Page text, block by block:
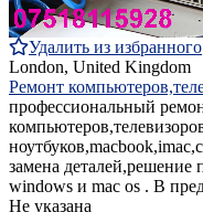
Удалить из избранного
London, United Kingdom
Ремонт
профессиональный
замена деталей,решение
windows и mac os . В
Не указана